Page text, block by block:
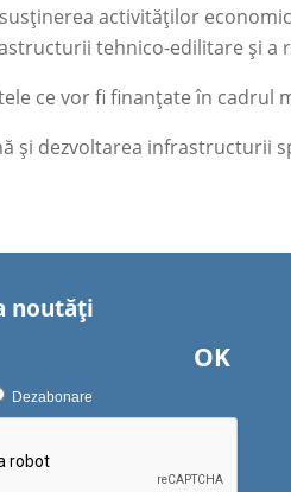
activităților
tehnico-edilitare și a
ce vor fi finanțate în cadrul
și dezvoltarea infrastructurii
noutăţi
OK
Dezabonare